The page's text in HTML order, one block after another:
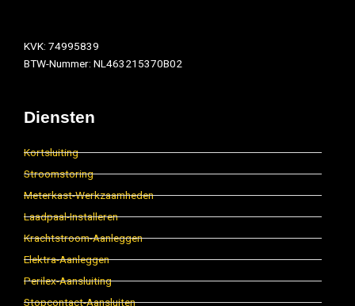
KVK: 74995839
BTW-Nummer: NL463215370B02
Diensten
Kortsluiting
Stroomstoring
Meterkast-Werkzaamheden
Laadpaal-Installeren
Krachtstroom-Aanleggen
Elektra-Aanleggen
Perilex-Aansluiting
Stopcontact-Aansluiten